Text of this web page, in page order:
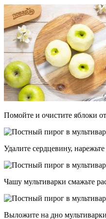
Помойте и очистите яблоки
Удалите сердцевину,
Чашу мультиварки смажьте
Выложите на дно